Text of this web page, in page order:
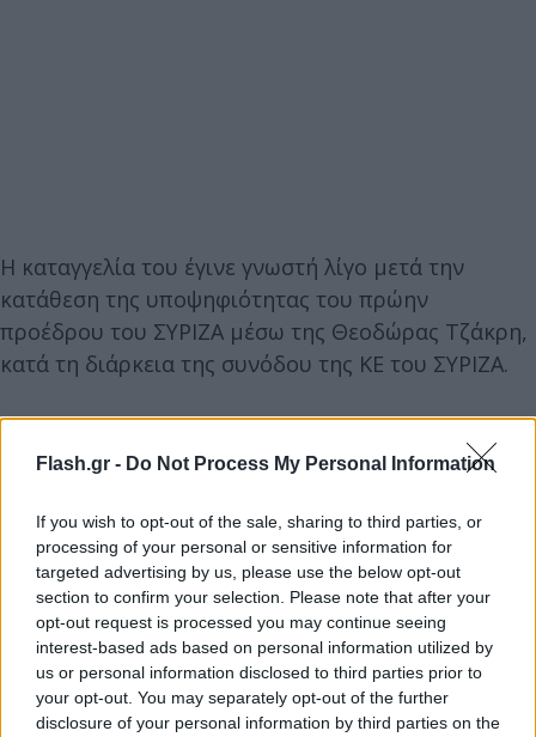
Flash.gr - Do Not Process My Personal Information
If you wish to opt-out of the sale, sharing to third parties, or
processing of your personal or sensitive information for
targeted advertising by us, please use the below opt-out
section to confirm your selection. Please note that after your
opt-out request is processed you may continue seeing
interest-based ads based on personal information utilized by
us or personal information disclosed to third parties prior to
your opt-out. You may separately opt-out of the further
disclosure of your personal information by third parties on the
Η καταγγελία του έγινε γνωστή λίγο μετά την
κατάθεση της υποψηφιότητας του πρώην
προέδρου του ΣΥΡΙΖΑ μέσω της Θεοδώρας Τζάκρη,
κατά τη διάρκεια της συνόδου της ΚΕ του ΣΥΡΙΖΑ.
«φωτογραφίζει» Κασσελάκη
Μάλιστα λίγο αργότερα ο Γιάννης Μπουλέκος
(εκπρόσωπος των «87») έθεσε εαυτόν στη γραμμή
Μουμουλίδη και κατέθεσε τροπολογία,
προκειμένου να συμπεριληφθεί στην απόφαση της
σημερινής Κεντρικής Επιτροπής, στην οποία
αναφέρεται πως: «οποίος θεωρεί τις συλλογικές
αποφάσεις του κόμματος προϊόν διαπλοκής δεν